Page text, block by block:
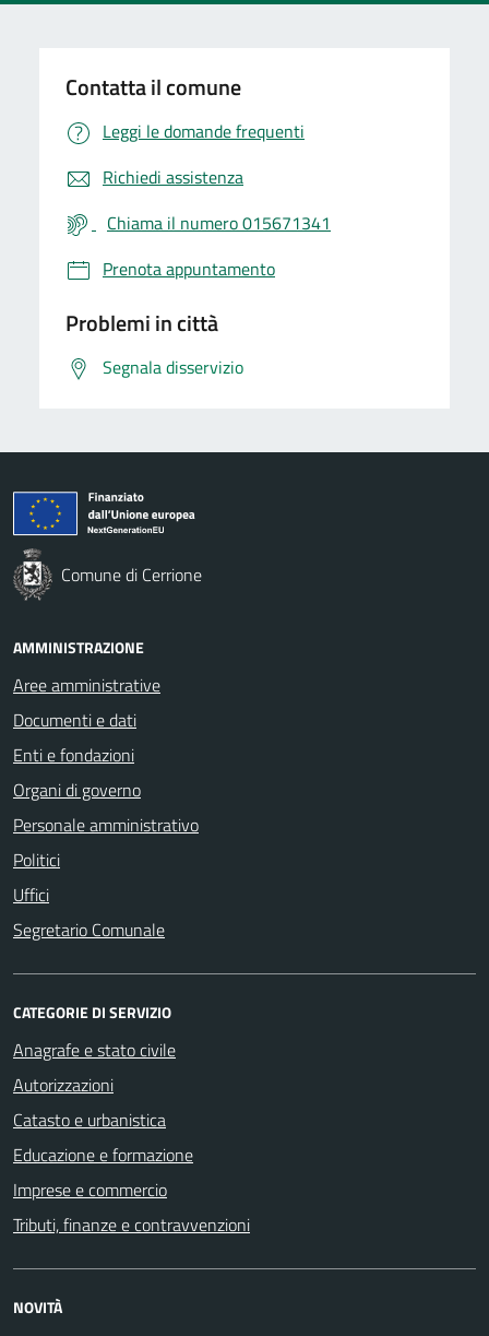
Contatta il comune
Leggi le domande frequenti
Richiedi assistenza
Chiama il numero 015671341
Prenota appuntamento
Problemi in città
Segnala disservizio
Comune di Cerrione
AMMINISTRAZIONE
Aree amministrative
Documenti e dati
Enti e fondazioni
Organi di governo
Personale amministrativo
Politici
Uffici
Segretario Comunale
CATEGORIE DI SERVIZIO
Anagrafe e stato civile
Autorizzazioni
Catasto e urbanistica
Educazione e formazione
Imprese e commercio
Tributi, finanze e contravvenzioni
NOVITÀ